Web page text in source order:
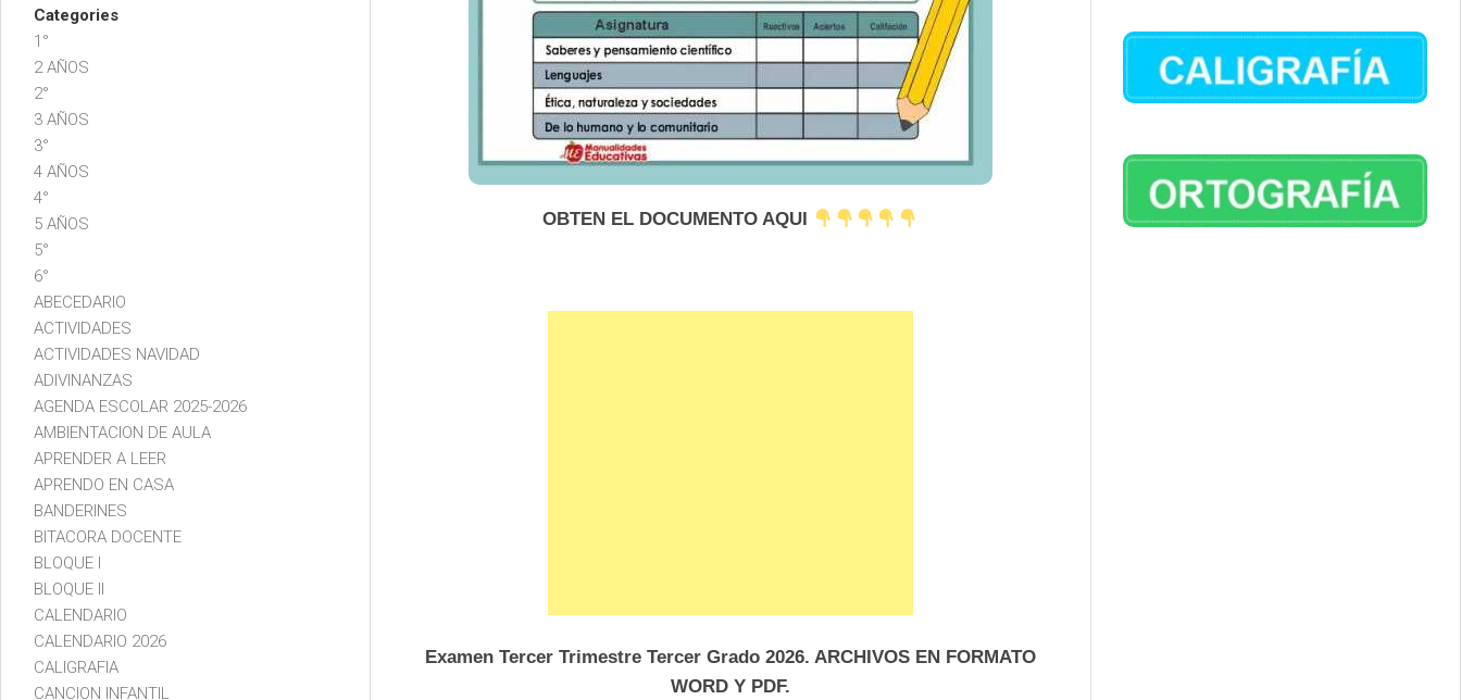
OBTEN EL DOCUMENTO AQUI
Examen Tercer Trimestre Tercer Grado 2026. ARCHIVOS EN FORMATO
WORD Y PDF.
Categories
1°
2 AÑOS
2°
3 AÑOS
3°
4 AÑOS
4°
5 AÑOS
5°
6°
ABECEDARIO
ACTIVIDADES
ACTIVIDADES NAVIDAD
ADIVINANZAS
AGENDA ESCOLAR 2025-2026
AMBIENTACION DE AULA
APRENDER A LEER
APRENDO EN CASA
BANDERINES
BITACORA DOCENTE
BLOQUE I
BLOQUE II
CALENDARIO
CALENDARIO 2026
CALIGRAFIA
CANCION INFANTIL